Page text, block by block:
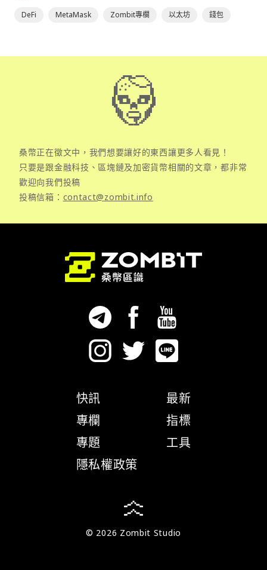
DeFi MetaMask Zombit專欄 以太坊 錢包
桑幣正在徵文中，我們想要讓好的東西讓更多人看見！
只要是跟金融科技、區塊鏈及加密貨幣相關的文章，都非常
歡迎向我們投稿
投稿信箱： contact@zombit.info
快訊
專欄
專題
隱私權政策
最新
指標
工具
© 2026 Zombit Studio